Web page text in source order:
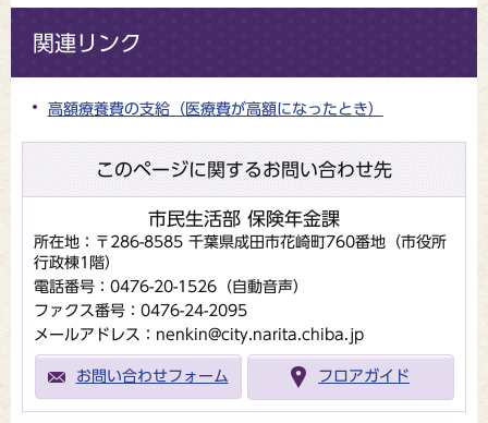
関連リンク
高額療養費の支給（医療費が高額になったとき）
このページに関するお問い合わせ先
市民生活部 保険年金課
所在地：〒286-8585 千葉県成田市花崎町760番地（市役所
行政棟1階）
電話番号：0476-20-1526（自動音声）
ファクス番号：0476-24-2095
メールアドレス：nenkin@city.narita.chiba.jp
お問い合わせフォーム フロアガイド